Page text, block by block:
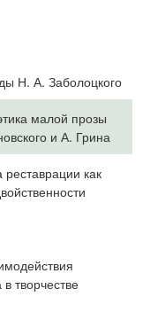
Н. А. Заболоцкого
малой прозы
и А. Грина
как
творчестве